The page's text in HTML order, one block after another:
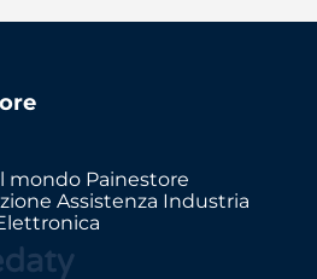
mondo Painestore
Assistenza Industria